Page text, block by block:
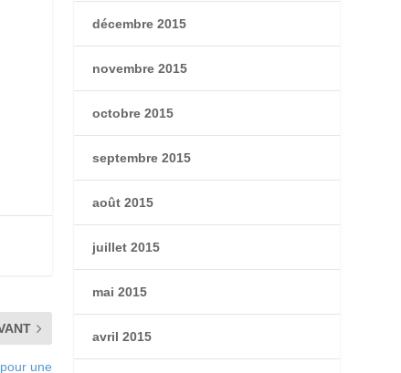
une
décembre 2015
novembre 2015
octobre 2015
septembre 2015
août 2015
juillet 2015
mai 2015
avril 2015